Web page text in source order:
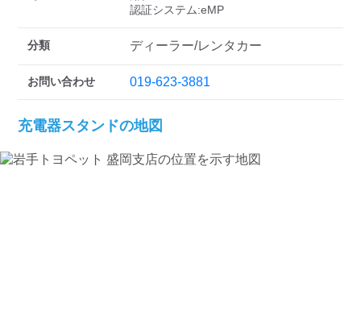
分類 ディーラー/レンタカー
お問い合わせ 019-623-3881
充電器スタンドの地図